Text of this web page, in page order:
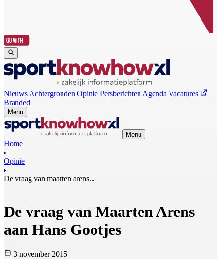
Nieuws Achtergronden Opinie Persberichten Agenda Vacatures
Branded
Menu
Menu
Home
Opinie
De vraag van maarten arens...
De vraag van Maarten Arens
aan Hans Gootjes
3 november 2015